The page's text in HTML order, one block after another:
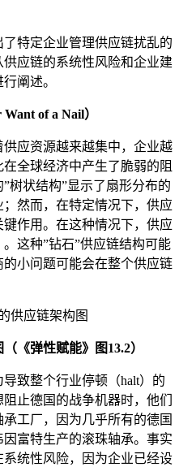
特定企业管理供应链扰乱的
应链的系统性风险和企业建
阐述。
of a Nail）
应资源越来越集中，企业越
全球经济中产生了脆弱的阻
树状结构”显示了扇形分布的
然而，在特定情况下，供应
作用。在这种情况下，供应
这种”钻石”供应链结构可能
小问题可能会在整个供应链
《弹性赋能》图13.2）
致整个行业停顿（halt）的
止德国的战争机器时，他们
工厂，因为几乎所有的德国
富特生产的滚珠轴承。事实
系统性风险，因为企业已经设